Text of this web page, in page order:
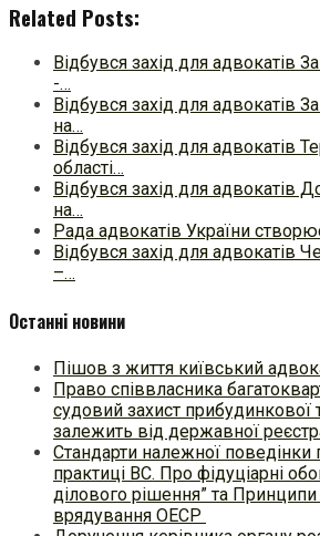
Related Posts:
Відбувся захід для адвокатів
-…
Відбувся захід для адвокатів
на…
Відбувся захід для адвокатів
області…
Відбувся захід для адвокатів
на…
Рада адвокатів України
Відбувся захід для адвокатів
–…
Останні новини
Пішов з життя київський
Право співвласника
судовий захист прибудинкової
залежить від державної
Стандарти належної поведінки
практиці ВC. Про фідуціарні
ділового рішення” та
врядування ОЕСР